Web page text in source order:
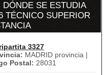
SE ESTUDIA
TÉCNICO SUPERIOR
3327
MADRID provincia |
Postal: 28031